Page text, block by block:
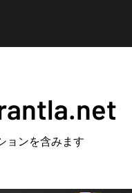
ョンを含みます